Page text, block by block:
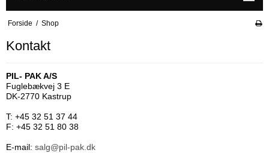
Forside / Shop
Kontakt
PIL- PAK A/S
Fuglebækvej 3 E
DK-2770 Kastrup
T: +45 32 51 37 44
F: +45 32 51 80 38
E-mail: salg@pil-pak.dk